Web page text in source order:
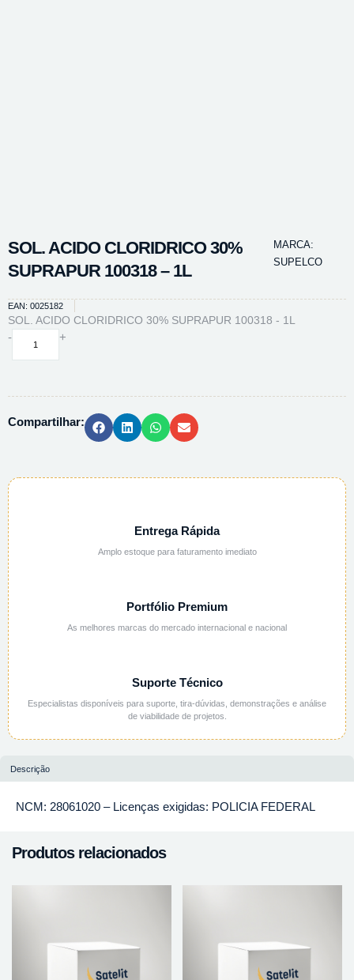
SOL. ACIDO CLORIDRICO 30%
SUPRAPUR 100318 – 1L
MARCA:
SUPELCO
EAN: 0025182
SOL. ACIDO CLORIDRICO 30% SUPRAPUR 100318 - 1L
-
SOL.
100318
quantidade
+
Compartilhar:
Entrega Rápida
Amplo estoque para faturamento imediato
Portfólio Premium
As melhores marcas do mercado internacional e nacional
Suporte Técnico
Especialistas disponíveis para suporte, tira-dúvidas, demonstrações e análise
de viabilidade de projetos.
Descrição
NCM: 28061020 – Licenças exigidas: POLICIA FEDERAL
Produtos relacionados